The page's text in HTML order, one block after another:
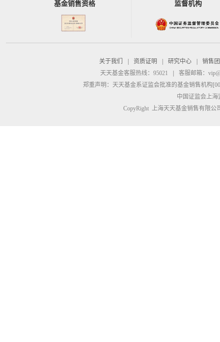
基金销售资格 监督机构
关于我们 资质证明 研究中心
销售
天天基金客服热线：95021
客服邮箱：
郑重声明： 天天基金系证监会批准的基金销售机构
中国证监会上
CopyRight 上海天天基金销售有限